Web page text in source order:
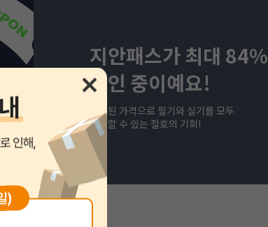
지안패스가 최대 84%
할인 중이예요!
할인된 가격으로 필기와 실기를 모두
준비할 수 있는 절호의 기회!